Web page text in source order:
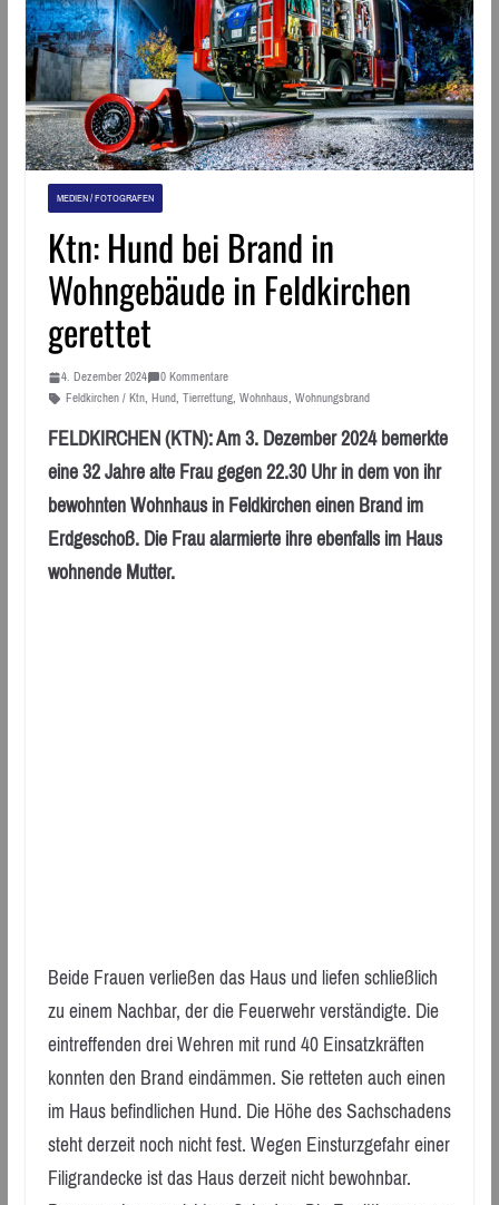
MEDIEN / FOTOGRAFEN
Ktn: Hund bei Brand in
Wohngebäude in Feldkirchen
gerettet
4. Dezember 2024
0 Kommentare
Feldkirchen / Ktn, Hund, Tierrettung, Wohnhaus, Wohnungsbrand
FELDKIRCHEN (KTN): Am 3. Dezember 2024 bemerkte
eine 32 Jahre alte Frau gegen 22.30 Uhr in dem von ihr
bewohnten Wohnhaus in Feldkirchen einen Brand im
Erdgeschoß. Die Frau alarmierte ihre ebenfalls im Haus
wohnende Mutter.
Beide Frauen verließen das Haus und liefen schließlich
zu einem Nachbar, der die Feuerwehr verständigte. Die
eintreffenden drei Wehren mit rund 40 Einsatzkräften
konnten den Brand eindämmen. Sie retteten auch einen
im Haus befindlichen Hund. Die Höhe des Sachschadens
steht derzeit noch nicht fest. Wegen Einsturzgefahr einer
Filigrandecke ist das Haus derzeit nicht bewohnbar.